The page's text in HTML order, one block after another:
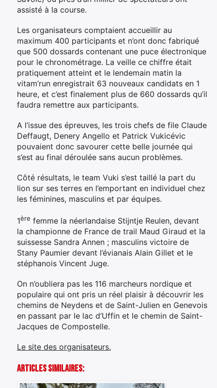
assisté à la course.
Les organisateurs comptaient accueillir au
maximum 400 participants et n’ont donc fabriqué
que 500 dossards contenant une puce électronique
pour le chronométrage. La veille ce chiffre était
pratiquement atteint et le lendemain matin la
vitam’run enregistrait 63 nouveaux candidats en 1
heure, et c’est finalement plus de 660 dossards qu’il
faudra remettre aux participants.
A l’issue des épreuves, les trois chefs de file Claude
Deffaugt, Denery Angello et Patrick Vukicévic
pouvaient donc savourer cette belle journée qui
s’est au final déroulée sans aucun problèmes.
Côté résultats, le team Vuki s’est taillé la part du
lion sur ses terres en l’emportant en individuel chez
les féminines, masculins et par équipes.
1ère femme la néerlandaise Stijntje Reulen, devant
la championne de France de trail Maud Giraud et la
suissesse Sandra Annen ; masculins victoire de
Stany Paumier devant l’évianais Alain Gillet et le
stéphanois Vincent Juge.
On n’oubliera pas les 116 marcheurs nordique et
populaire qui ont pris un réel plaisir à découvrir les
chemins de Neydens et de Saint-Julien en Genevois
en passant par le lac d’Uffin et le chemin de Saint-
Jacques de Compostelle.
Le site des organisateurs.
Articles Similaires: